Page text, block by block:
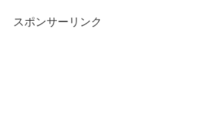
スポンサーリンク